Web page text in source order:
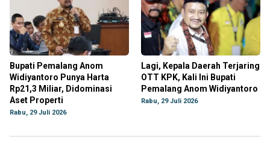
Bupati Pemalang Anom
Widiyantoro Punya Harta
Rp21,3 Miliar, Didominasi
Aset Properti
Rabu, 29 Juli 2026
Lagi, Kepala Daerah Terjaring
OTT KPK, Kali Ini Bupati
Pemalang Anom Widiyantoro
Rabu, 29 Juli 2026